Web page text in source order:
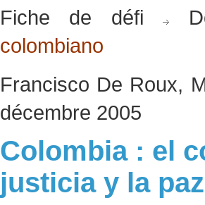
Fiche de défi
colombiano
Francisco De Roux,
décembre 2005
Colombia : el
justicia y la paz